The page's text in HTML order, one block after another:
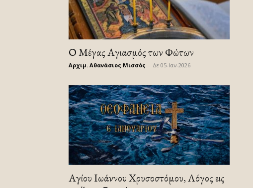
Ο Μέγας Αγιασμός των Φώτων
Αρχιμ. Αθανάσιος Μισσός Δε 05-Ιαν-2026
Αγίου Ιωάννου Χρυσοστόμου, Λόγος εις